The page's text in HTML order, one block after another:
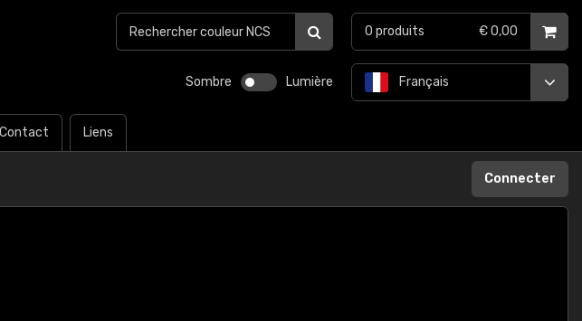
Sombre Lumière
Contact Liens
Français
0 produits € 0,00
Connecter